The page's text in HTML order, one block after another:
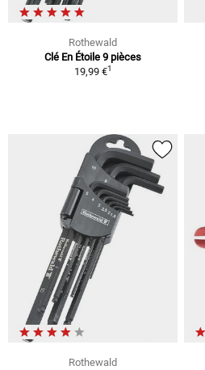
Rothewald
Clé En Étoile 9 pièces
19,99 €1
Rothewald